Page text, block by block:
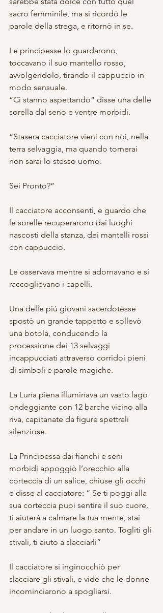
sacro femminile, ma si ricordò le
parole della strega, e ritornò in se.
Le principesse lo guardarono,
toccavano il suo mantello rosso,
avvolgendolo, tirando il cappuccio in
modo sensuale.
“Ci stanno aspettando” disse una delle
sorella dal seno e ventre morbidi.
“Stasera cacciatore vieni con noi, nella
terra selvaggia, ma quando tornerai
non sarai lo stesso uomo.
Sei Pronto?”
Il cacciatore acconsentì, e guardo che
le sorelle recuperarono dai luoghi
nascosti della stanza, dei mantelli rossi
con cappuccio.
Le osservava mentre si adornavano e si
raccoglievano i capelli.
Una delle più giovani sacerdotesse
spostò un grande tappetto e sollevò
una botola, conducendo la
processione dei 13 selvaggi
incappucciati attraverso corridoi pieni
di simboli e parole magiche.
La Luna piena illuminava un vasto lago
ondeggiante con 12 barche vicino alla
riva, capitanate da figure spettrali
silenziose.
La Principessa dai fianchi e seni
morbidi appoggiò l’orecchio alla
corteccia di un salice, chiuse gli occhi
e disse al cacciatore: “ Se ti poggi alla
sua corteccia puoi sentire il suo cuore,
ti aiuterà a calmare la tua mente, stai
per andare in un luogo santo. Togliti gli
stivali, ti aiuto a slacciarli”
Il cacciatore si inginocchiò per
slacciare gli stivali, e vide che le donne
incominciarono a spogliarsi.